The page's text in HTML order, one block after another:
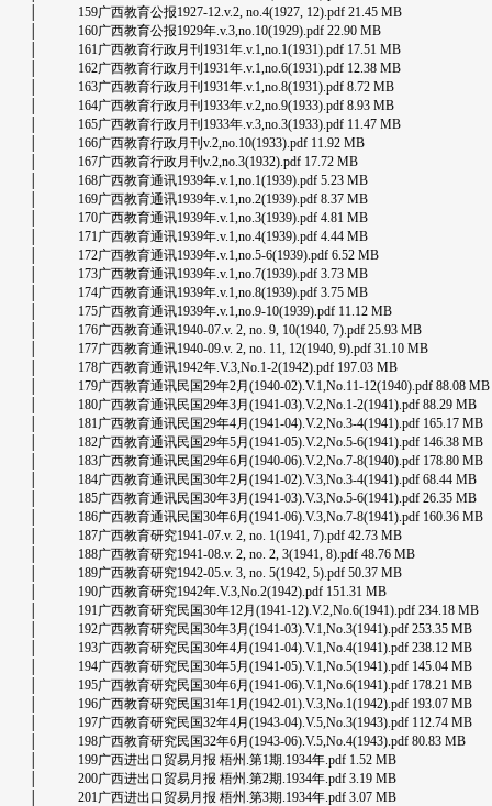
│ 159广西教育公报1927-12.v.2, no.4(1927, 12).pdf 21.45 MB
│ 160广西教育公报1929年.v.3,no.10(1929).pdf 22.90 MB
│ 161广西教育行政月刊1931年.v.1,no.1(1931).pdf 17.51 MB
│ 162广西教育行政月刊1931年.v.1,no.6(1931).pdf 12.38 MB
│ 163广西教育行政月刊1931年.v.1,no.8(1931).pdf 8.72 MB
│ 164广西教育行政月刊1933年.v.2,no.9(1933).pdf 8.93 MB
│ 165广西教育行政月刊1933年.v.3,no.3(1933).pdf 11.47 MB
│ 166广西教育行政月刊v.2,no.10(1933).pdf 11.92 MB
│ 167广西教育行政月刊v.2,no.3(1932).pdf 17.72 MB
│ 168广西教育通讯1939年.v.1,no.1(1939).pdf 5.23 MB
│ 169广西教育通讯1939年.v.1,no.2(1939).pdf 8.37 MB
│ 170广西教育通讯1939年.v.1,no.3(1939).pdf 4.81 MB
│ 171广西教育通讯1939年.v.1,no.4(1939).pdf 4.44 MB
│ 172广西教育通讯1939年.v.1,no.5-6(1939).pdf 6.52 MB
│ 173广西教育通讯1939年.v.1,no.7(1939).pdf 3.73 MB
│ 174广西教育通讯1939年.v.1,no.8(1939).pdf 3.75 MB
│ 175广西教育通讯1939年.v.1,no.9-10(1939).pdf 11.12 MB
│ 176广西教育通讯1940-07.v. 2, no. 9, 10(1940, 7).pdf 25.93 MB
│ 177广西教育通讯1940-09.v. 2, no. 11, 12(1940, 9).pdf 31.10 MB
│ 178广西教育通讯1942年.V.3,No.1-2(1942).pdf 197.03 MB
│ 179广西教育通讯民国29年2月(1940-02).V.1,No.11-12(1940).pdf 88.08 MB
│ 180广西教育通讯民国29年3月(1941-03).V.2,No.1-2(1941).pdf 88.29 MB
│ 181广西教育通讯民国29年4月(1941-04).V.2,No.3-4(1941).pdf 165.17 MB
│ 182广西教育通讯民国29年5月(1941-05).V.2,No.5-6(1941).pdf 146.38 MB
│ 183广西教育通讯民国29年6月(1940-06).V.2,No.7-8(1940).pdf 178.80 MB
│ 184广西教育通讯民国30年2月(1941-02).V.3,No.3-4(1941).pdf 68.44 MB
│ 185广西教育通讯民国30年3月(1941-03).V.3,No.5-6(1941).pdf 26.35 MB
│ 186广西教育通讯民国30年6月(1941-06).V.3,No.7-8(1941).pdf 160.36 MB
│ 187广西教育研究1941-07.v. 2, no. 1(1941, 7).pdf 42.73 MB
│ 188广西教育研究1941-08.v. 2, no. 2, 3(1941, 8).pdf 48.76 MB
│ 189广西教育研究1942-05.v. 3, no. 5(1942, 5).pdf 50.37 MB
│ 190广西教育研究1942年.V.3,No.2(1942).pdf 151.31 MB
│ 191广西教育研究民国30年12月(1941-12).V.2,No.6(1941).pdf 234.18 MB
│ 192广西教育研究民国30年3月(1941-03).V.1,No.3(1941).pdf 253.35 MB
│ 193广西教育研究民国30年4月(1941-04).V.1,No.4(1941).pdf 238.12 MB
│ 194广西教育研究民国30年5月(1941-05).V.1,No.5(1941).pdf 145.04 MB
│ 195广西教育研究民国30年6月(1941-06).V.1,No.6(1941).pdf 178.21 MB
│ 196广西教育研究民国31年1月(1942-01).V.3,No.1(1942).pdf 193.07 MB
│ 197广西教育研究民国32年4月(1943-04).V.5,No.3(1943).pdf 112.74 MB
│ 198广西教育研究民国32年6月(1943-06).V.5,No.4(1943).pdf 80.83 MB
│ 199广西进出口贸易月报 梧州.第1期.1934年.pdf 1.52 MB
│ 200广西进出口贸易月报 梧州.第2期.1934年.pdf 3.19 MB
│ 201广西进出口贸易月报 梧州.第3期.1934年.pdf 3.07 MB